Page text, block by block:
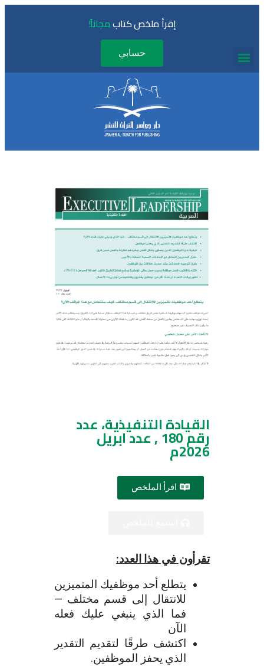
إقرأ ملخص كتابمجاناً!
حسابي
القيادة التنفيذية، عدد
رقم 180 , عدد ابريل
2026م
اقرأ الملخص
تقرأون في هذا العدد:
يتطلع أحد موظفيك المتميزين
للانتقال إلى قسم مختلف —
فما الذي ينبغي عليك فعله
الآن
اكتشف طرقًا لتقديم التقدير
الذي يحفز الموظفين.